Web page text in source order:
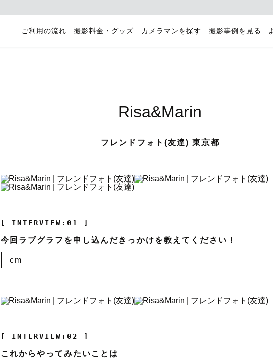
ご利用の流れ 撮影料金・グッズ カメラマンを探す 撮影事例を見る
Risa&Marin
フレンドフォト(友達) 東京都
[ INTERVIEW:01 ]
今回ラブグラフを申し込んだきっかけを教えてください！
cm
[ INTERVIEW:02 ]
これからやってみたいことは